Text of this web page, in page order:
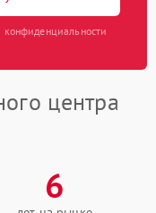
конфиденциальности
центра
6